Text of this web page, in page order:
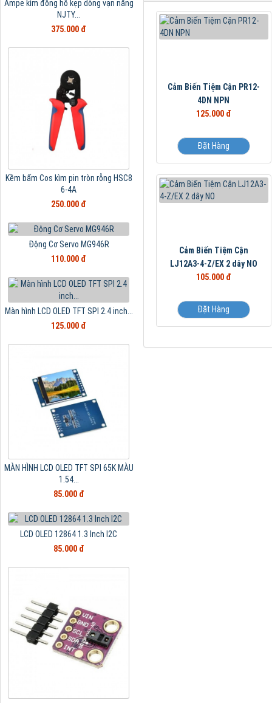
Cảm Biến Tiệm Cận PR12-
4DN NPN
125.000 đ
Đặt Hàng
Cảm Biến Tiệm Cận
LJ12A3-4-Z/EX 2 dây NO
105.000 đ
Đặt Hàng
Ampe kìm đồng hồ kẹp dòng vạn năng
NJTY...
375.000 đ
Kềm bấm Cos kìm pin tròn rỗng HSC8
6-4A
250.000 đ
Động Cơ Servo MG946R
110.000 đ
Màn hình LCD OLED TFT SPI 2.4 inch...
125.000 đ
MÀN HÌNH LCD OLED TFT SPI 65K MÀU
1.54...
85.000 đ
LCD OLED 12864 1.3 Inch I2C
85.000 đ